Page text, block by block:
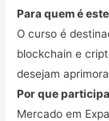
Para quem é
O curso é
blockchain e
desejam
Por que
Mercado em